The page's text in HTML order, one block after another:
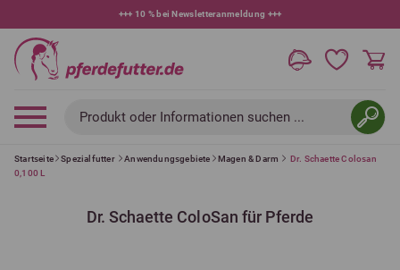
+++ 10 % bei Newsletteranmeldung +++
Produkt oder Informationen suchen ...
Startseite Spezialfutter Anwendungsgebiete Magen & Darm
Dr. Schaette Colosan
0,100 L
Dr. Schaette ColoSan für Pferde